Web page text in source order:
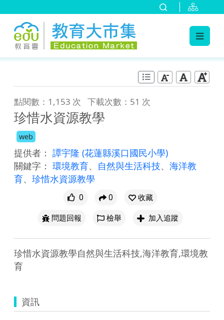
點閱數：1,153 次 下載次數：51 次
珍惜水資源教學
web
提供者： 譚宇隆 (花蓮縣溪口國民小學)
關鍵字： 環境教育、 自然與生活科技、 海洋教
育、 珍惜水資源教學
0 0
收藏
問題回報
檢舉 加入追蹤
珍惜水資源教學自然與生活科技,海洋教育,環境教
育
資訊